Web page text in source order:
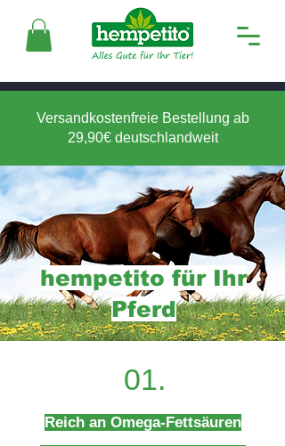
Versandkostenfreie Bestellung ab
29,90€ deutschlandweit
hempetito für Ihr
Pferd
01.
Reich an Omega-Fettsäuren